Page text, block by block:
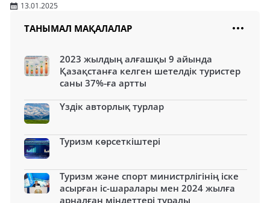
13.01.2025
ТАНЫМАЛ МАҚАЛАЛАР
2023 жылдың алғашқы 9 айында
Қазақстанға келген шетелдік туристер
саны 37%-ға артты
Үздік авторлық турлар
Туризм көрсеткіштері
Туризм және спорт министрлігінің іске
асырған іс-шаралары мен 2024 жылға
арналған міндеттері туралы